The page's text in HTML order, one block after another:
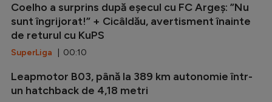
Coelho a surprins după eșecul cu FC Argeș: ”Nu
sunt îngrijorat!” + Cicâldău, avertisment înainte
de returul cu KuPS
SuperLiga | 00:10
Leapmotor B03, până la 389 km autonomie într-
un hatchback de 4,18 metri